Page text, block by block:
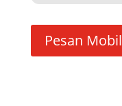
Pesan Mobil